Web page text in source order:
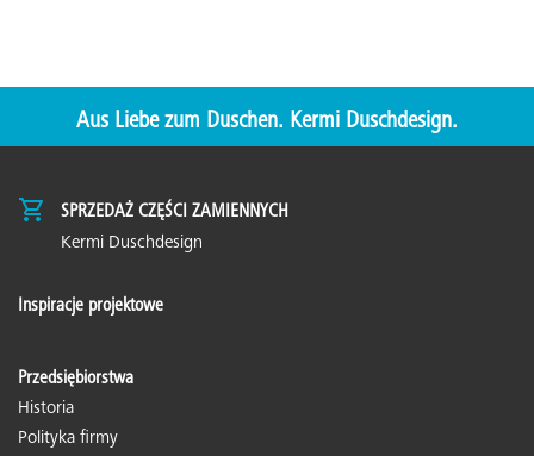
Aus Liebe zum Duschen. Kermi Duschdesign.
SPRZEDAŻ CZĘŚCI ZAMIENNYCH
Kermi Duschdesign
Inspiracje projektowe
Przedsiębiorstwa
Historia
Polityka firmy